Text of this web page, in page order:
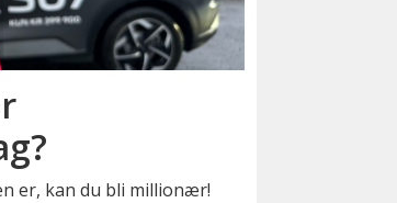
er, kan du bli millionær!